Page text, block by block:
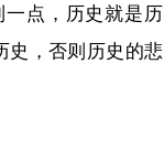
点，历史就是历
史，否则历史的悲